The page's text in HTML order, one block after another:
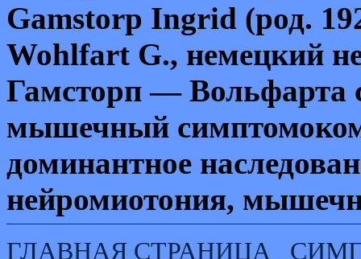
Gamstorp Ingrid (род.
Wohlfart G., немецкий
Гамсторп — Вольфарта
мышечный
доминантное
нейромиотония,
ГЛАВНАЯ СТРАНИЦА